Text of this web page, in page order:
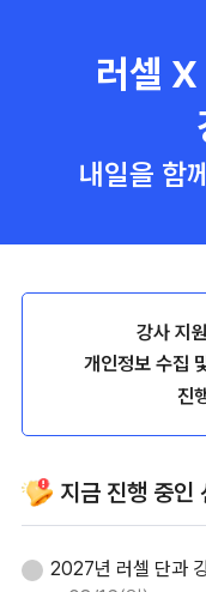
러셀
내일을 함
강사 지
개인정보 수집
진
지금 진행 중인
2027년 러셀 단과